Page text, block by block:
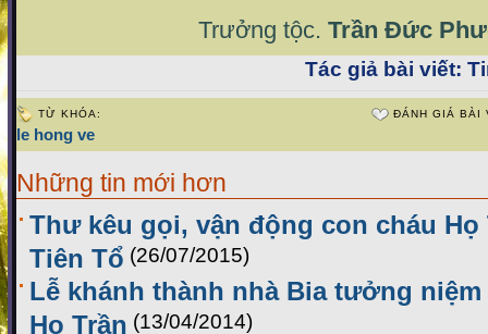
Trưởng tộc. Trần Đức
Tác giả bài viết:
TỪ KHÓA:
le hong ve
ĐÁNH GIÁ BÀI
Những tin mới hơn
Thư kêu gọi, vận động con cháu
Tiên Tổ (26/07/2015)
Lễ khánh thành nhà Bia tưởng
Họ Trần (13/04/2014)